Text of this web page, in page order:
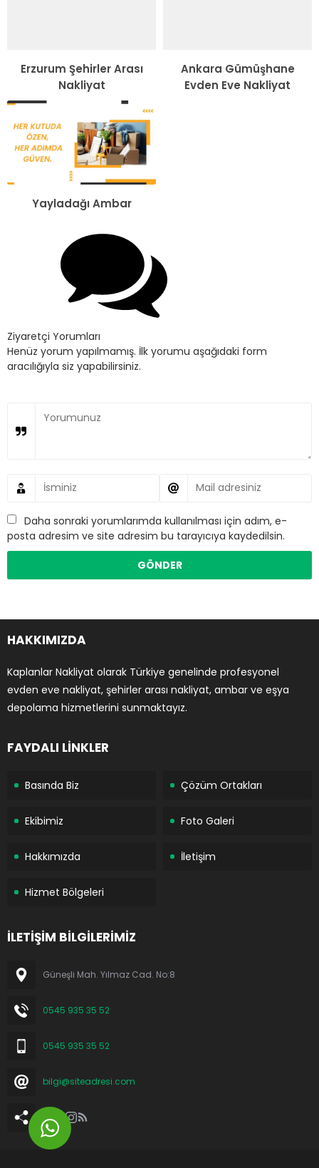
Erzurum Şehirler Arası
Nakliyat
Ankara Gümüşhane
Evden Eve Nakliyat
Yayladağı Ambar
Ziyaretçi Yorumları
Henüz yorum yapılmamış. İlk yorumu aşağıdaki form
aracılığıyla siz yapabilirsiniz.
Daha sonraki yorumlarımda kullanılması için adım, e-
posta adresim ve site adresim bu tarayıcıya kaydedilsin.
HAKKIMIZDA
Kaplanlar Nakliyat olarak Türkiye genelinde profesyonel
evden eve nakliyat, şehirler arası nakliyat, ambar ve eşya
depolama hizmetlerini sunmaktayız.
FAYDALI LİNKLER
Basında Biz Çözüm Ortakları
Ekibimiz Foto Galeri
Hakkımızda İletişim
Hizmet Bölgeleri
İLETİŞİM BİLGİLERİMİZ
Güneşli Mah. Yılmaz Cad. No:8
0545 935 35 52
0545 935 35 52
bilgi@siteadresi.com